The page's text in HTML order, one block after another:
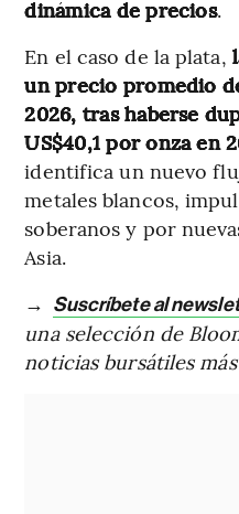
dinámica de precios.
En el caso de la plata,
un precio promedio
2026, tras haberse
US$40,1 por onza en
identifica un nuevo
metales blancos,
soberanos y por
Asia.
→ Suscríbete al
una selección de
noticias bursátiles